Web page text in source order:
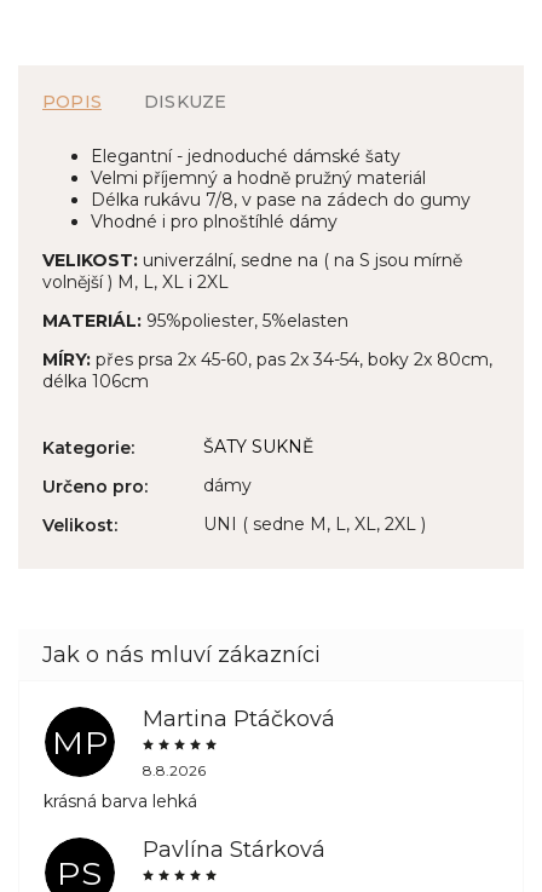
POPIS DISKUZE
Elegantní - jednoduché dámské šaty
Velmi příjemný a hodně pružný materiál
Délka rukávu 7/8, v pase na zádech do gumy
Vhodné i pro plnoštíhlé dámy
VELIKOST: univerzální, sedne na ( na S jsou mírně
volnější ) M, L, XL i 2XL
MATERIÁL: 95%poliester, 5%elasten
MÍRY: přes prsa 2x 45-60, pas 2x 34-54, boky 2x 80cm,
délka 106cm
Kategorie:
ŠATY SUKNĚ
Určeno pro:
dámy
Velikost: UNI ( sedne M, L, XL, 2XL )
MP
Martina Ptáčková
8.8.2026
krásná barva lehká
PS
Pavlína Stárková